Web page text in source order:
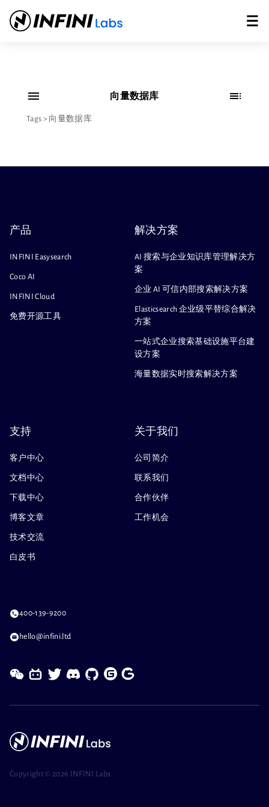
向量数据库
Tags > 向量数据库
产品
INFINI Easysearch
Coco AI
INFINI Cloud
免费开源工具
解决方案
AI 搜索与企业知识库管理解决方
案
企业 AI 可信内部搜索解决方案
Elasticsearch 企业级平替综合解决
方案
一站式企业搜索基础设施平台建
设方案
海量数据实时搜索解决方案
支持
客户中心
文档中心
下载中心
博客文章
技术交流
白皮书
关于我们
公司简介
联系我们
合作伙伴
工作机会
400-139-9200
hello@infini.ltd
Copyright © 2026 INFINI Labs